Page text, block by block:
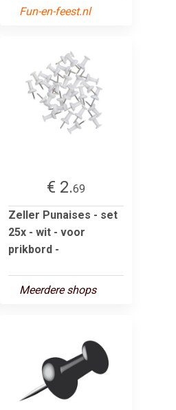
Fun-en-feest.nl
€ 2.69
Zeller Punaises - set
25x - wit - voor
prikbord -
Meerdere shops